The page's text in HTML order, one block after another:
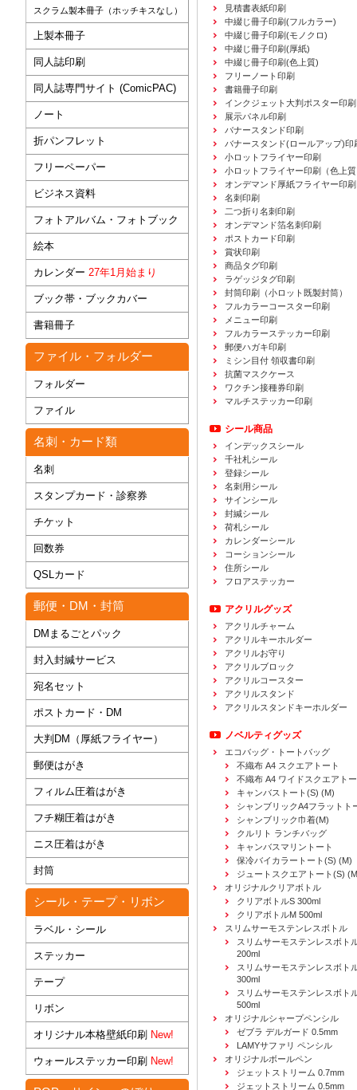
スクラム製本冊子（ホッチキスなし）
上製本冊子
同人誌印刷
同人誌専門サイト (ComicPAC)
ノート
折パンフレット
フリーペーパー
ビジネス資料
フォトアルバム・フォトブック
絵本
カレンダー 27年1月始まり
ブック帯・ブックカバー
書籍冊子
ファイル・フォルダー
フォルダー
ファイル
名刺・カード類
名刺
スタンプカード・診察券
チケット
回数券
QSLカード
郵便・DM・封筒
DMまるごとパック
封入封緘サービス
宛名セット
ポストカード・DM
大判DM（厚紙フライヤー）
郵便はがき
フィルム圧着はがき
フチ糊圧着はがき
ニス圧着はがき
封筒
シール・テープ・リボン
ラベル・シール
ステッカー
テープ
リボン
オリジナル本格壁紙印刷 New!
ウォールステッカー印刷 New!
見積書表紙印刷
中綴じ冊子印刷(フルカラー)
中綴じ冊子印刷(モノクロ)
中綴じ冊子印刷(厚紙)
中綴じ冊子印刷(色上質)
フリーノート印刷
書籍冊子印刷
インクジェット大判ポスター印刷
展示パネル印刷
バナースタンド印刷
バナースタンド(ロールアップ)印
小ロットフライヤー印刷
小ロットフライヤー印刷（色上
オンデマンド厚紙フライヤー印刷
名刺印刷
二つ折り名刺印刷
オンデマンド箔名刺印刷
ポストカード印刷
賞状印刷
商品タグ印刷
ラゲッジタグ印刷
封筒印刷
（小ロット既製封筒）
フルカラーコースター印刷
メニュー印刷
フルカラーステッカー印刷
郵便ハガキ印刷
ミシン目付 領収書印刷
抗菌マスクケース
ワクチン接種券印刷
マルチステッカー印刷
シール商品
インデックスシール
千社札シール
登録シール
名刺用シール
サインシール
封緘シール
荷札シール
カレンダーシール
コーションシール
住所シール
フロアステッカー
アクリルグッズ
アクリルチャーム
アクリルキーホルダー
アクリルお守り
アクリルブロック
アクリルコースター
アクリルスタンド
アクリルスタンドキーホルダー
ノベルティグッズ
エコバッグ・トートバッグ
不織布 A4 スクエアトート
不織布 A4 ワイドスクエアト
キャンバストート(S) (M)
シャンブリックA4フラットト
シャンブリック巾着(M)
クルリト ランチバッグ
キャンバスマリントート
保冷バイカラートート(S) (M)
ジュートスクエアトート(S)
オリジナルクリアボトル
クリアボトルS 300ml
クリアボトルM 500ml
スリムサーモステンレスボトル
スリムサーモステンレスボト
200ml
スリムサーモステンレスボト
300ml
スリムサーモステンレスボト
500ml
オリジナルシャープペンシル
ゼブラ デルガード 0.5mm
LAMYサファリ ペンシル
オリジナルボールペン
ジェットストリーム 0.7mm
ジェットストリーム 0.5mm